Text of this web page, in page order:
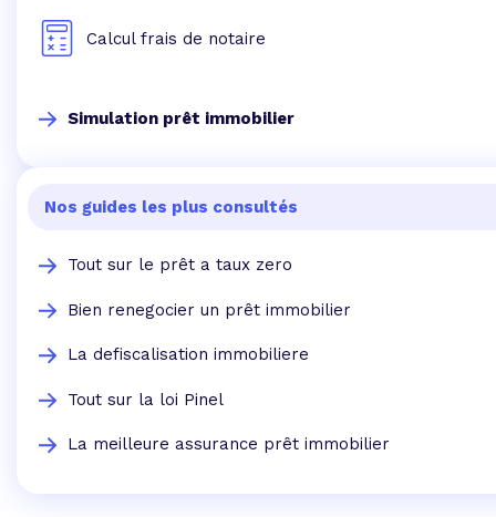
Calcul frais de notaire
Simulation prêt immobilier
Nos guides les plus consultés
Tout sur le prêt a taux zero
Bien renegocier un prêt immobilier
La defiscalisation immobiliere
Tout sur la loi Pinel
La meilleure assurance prêt immobilier